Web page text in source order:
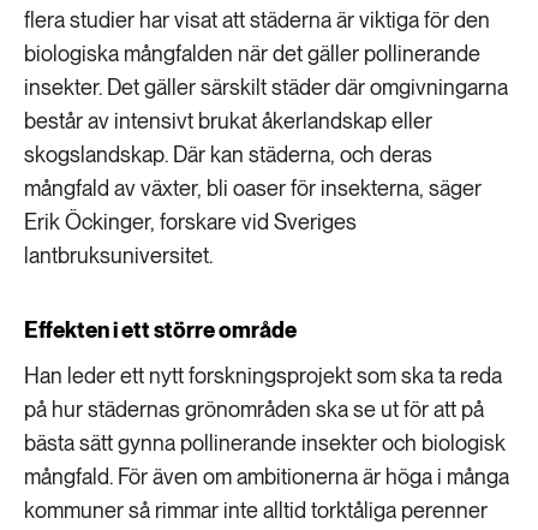
flera studier har visat att städerna är viktiga för den
biologiska mångfalden när det gäller pollinerande
insekter. Det gäller särskilt städer där omgivningarna
består av intensivt brukat åkerlandskap eller
skogslandskap. Där kan städerna, och deras
mångfald av växter, bli oaser för insekterna, säger
Erik Öckinger, forskare vid Sveriges
lantbruksuniversitet.
Effekten i ett större område
Han leder ett nytt forskningsprojekt som ska ta reda
på hur städernas grönområden ska se ut för att på
bästa sätt gynna pollinerande insekter och biologisk
mångfald. För även om ambitionerna är höga i många
kommuner så rimmar inte alltid torktåliga perenner